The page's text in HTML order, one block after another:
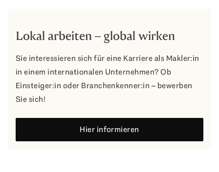
Lokal arbeiten – global wirken
Sie interessieren sich für eine Karriere als Makler:in
in einem internationalen Unternehmen? Ob
Einsteiger:in oder Branchenkenner:in – bewerben
Sie sich!
Hier informieren